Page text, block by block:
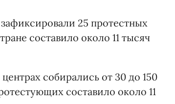
25 протестных
составило около 11 тысяч
собирались от 30 до 150
составило около 11